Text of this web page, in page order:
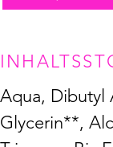
Aqua, Dibutyl
Glycerin**,